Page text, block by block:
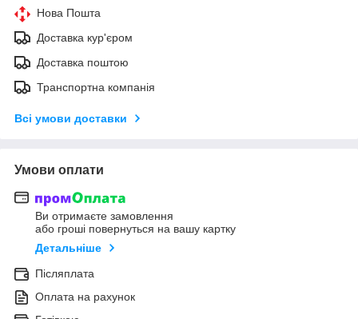
Нова Пошта
Доставка кур'єром
Доставка поштою
Транспортна компанія
Всі умови доставки
Умови оплати
Ви отримаєте замовлення
або гроші повернуться на вашу картку
Детальніше
Післяплата
Оплата на рахунок